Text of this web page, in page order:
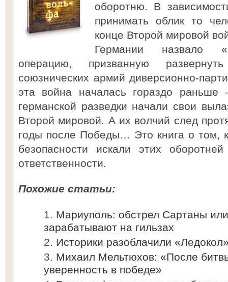
оборотню. В
принимать облик то
конце Второй мировой
Германии назвало
операцию, призванную
союзнических армий диверсионно-
эта война началась гораздо
германской разведки начали свои
Второй мировой. А их волчий след
годы после Победы… Это книга о том,
безопасности искали этих
ответственности.
Похожие статьи:
Мариуполь: обстрел Сартаны
зарабатывают на гильзах
Историки разоблачили
Михаил Мельтюхов: «После
уверенность в победе»